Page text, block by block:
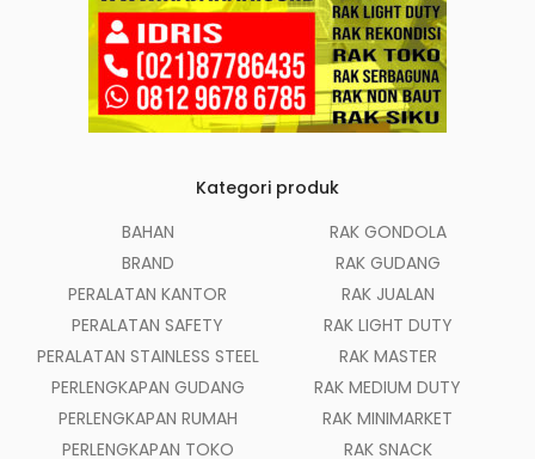
Kategori produk
BAHAN
BRAND
PERALATAN KANTOR
PERALATAN SAFETY
PERALATAN STAINLESS STEEL
PERLENGKAPAN GUDANG
PERLENGKAPAN RUMAH
PERLENGKAPAN TOKO
RAK GONDOLA
RAK GUDANG
RAK JUALAN
RAK LIGHT DUTY
RAK MASTER
RAK MEDIUM DUTY
RAK MINIMARKET
RAK SNACK